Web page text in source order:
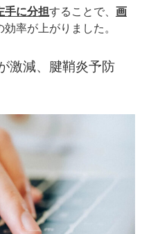
手に分担することで、 画
率が上がりました。
激減、腱鞘炎予防